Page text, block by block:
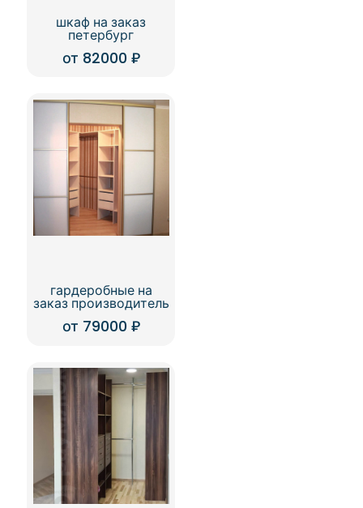
шкаф на заказ
петербург
от 82000 ₽
гардеробные на
заказ производитель
от 79000 ₽